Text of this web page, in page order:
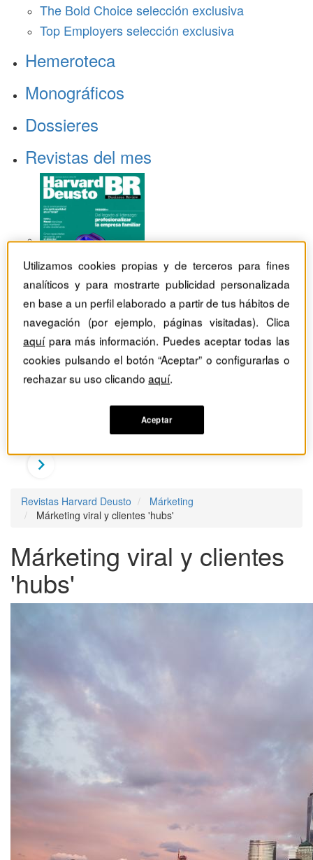
The Bold Choice selección exclusiva
Top Employers selección exclusiva
Hemeroteca
Monográficos
Dossieres
Revistas del mes
Revistas Harvard Deusto
Márketing
Márketing viral y clientes 'hubs'
Márketing viral y clientes
'hubs'
Utilizamos cookies propias y de terceros para fines
analíticos y para mostrarte publicidad personalizada
en base a un perfil elaborado a partir de tus hábitos de
navegación (por ejemplo, páginas visitadas). Clica
aquípara más información. Puedes aceptar todas las
cookies pulsando el botón “Aceptar” o configurarlas o
rechazar su uso clicandoaquí.
Aceptar